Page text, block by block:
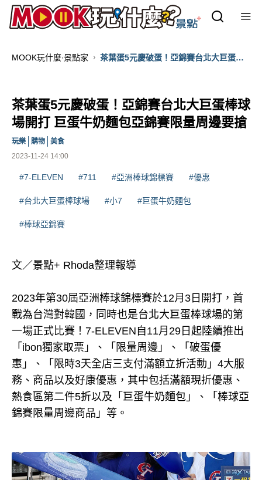
MOOK玩什麼‧景點家
茶葉蛋5元慶破蛋！亞錦賽台北大巨蛋棒
茶葉蛋5元慶破蛋！亞錦賽台北大巨蛋棒球
場開打 巨蛋牛奶麵包亞錦賽限量周邊要搶
2023-11-24 14:00
玩樂 購物 美食
#7-ELEVEN #711 #亞洲棒球錦標賽 #優惠
#台北大巨蛋棒球場 #小7 #巨蛋牛奶麵包
#棒球亞錦賽
文／景點+ Rhoda整理報導
2023年第30屆亞洲棒球錦標賽於12月3日開打，首
戰為台灣對韓國，同時也是台北大巨蛋棒球場的第
一場正式比賽！7-ELEVEN自11月29日起陸續推出
「ibon獨家取票」、「限量周邊」、「破蛋優
惠」、「限時3天全店三支付滿額立折活動」4大服
務、商品以及好康優惠，其中包括滿額現折優惠、
熱食區第二件5折以及「巨蛋牛奶麵包」、「棒球亞
錦賽限量周邊商品」等。